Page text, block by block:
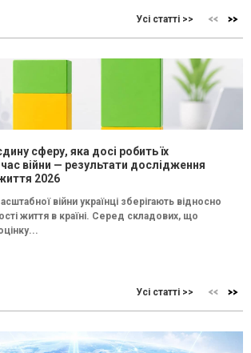
Усі статті >>
сферу, яка досі робить їх
війни — результати дослідження
2026
війни українці зберігають відносно
життя в країні. Серед складових, що
Усі статті >>